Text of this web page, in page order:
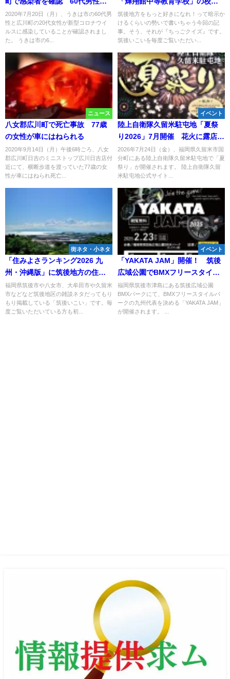
20代女性
2020年7月20日（月）、うきは市の60代男
性と広川町の20代女性が新型コロナウイ
ルスに感染していることが確認されまし
た。 うきは市の6...
を作詞した有名人は誰？（ちっ
ごクイズ）
筑後地方をもっと好きになれ！って暗示か
けるくらいの勢いで書いちゃう今回の記
事。そう、それが『ちっごクイズ』です。
筑後いこいを毎度ご覧いただい...
ニュース
八女郡広川町で死亡事故 77歳
の女性が車にはねられる
2020年9月14日（月）午後6時ごろ、八女
郡広川町日吉のミニストップ広川日吉店付
近にて、横断歩道を渡っていた77歳の女
性が車にはねられ死亡...
イベント
陸上自衛隊久留米駐屯地「夏祭
り2026」7月開催 花火に露店に
ステージも！夏の夜を楽しもう
（久留米市）
2026年7月24日（金）、福岡県久留米市国
分町にある陸上自衛隊久留米駐屯地で「夏
祭り」が開催されます。 陸上自衛隊久留
米駐屯地公式サイト...
街ネタ・小ネタ
「住みよさランキング2026 九
州・沖縄版」に筑後地方の住み
よい３市がランクインしてる！
福岡県筑後市や八女市、大牟田市や久留米
市などなど筑後地区の雑談ネタだってもり
もり掲載している「筑後いこい」です。毎
度ご覧いただいている方も初...
イベント
「YAKATA JAM」開催！ 筑後
広域公園でBMXフリースタイル
パーク九州代表選手決定戦
福岡県筑後市津島にある筑後広域公園
BMXパークにて、BMXフリースタイルパ
ークの九州代表を決める「YAKATA JAM」
が開催されます。 ...